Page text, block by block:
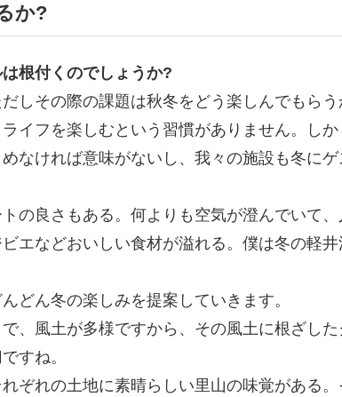
か?
根付くのでしょうか?
しその際の課題は秋冬をどう楽しんでもらう
イフを楽しむという習慣がありません。しか
なければ意味がないし、我々の施設も冬にゲ
の良さもある。何よりも空気が澄んでいて
エなどおいしい食材が溢れる。僕は冬の軽井
どん冬の楽しみを提案していきます。
、風土が多様ですから、その風土に根ざした
すね。
ぞれの土地に素晴らしい里山の味覚がある